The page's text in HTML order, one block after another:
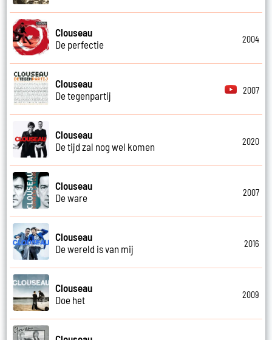
Clouseau
De perfectie
2004
Clouseau
De tegenpartij
2007
Clouseau
De tijd zal nog wel komen
2020
Clouseau
De ware
2007
Clouseau
De wereld is van mij
2016
Clouseau
Doe het
2009